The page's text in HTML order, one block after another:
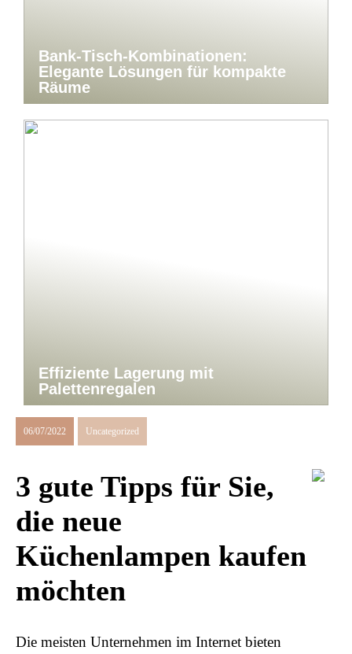
Bank-Tisch-Kombinationen:
Elegante Lösungen für kompakte
Räume
Effiziente Lagerung mit
Palettenregalen
06/07/2022 Uncategorized
3 gute Tipps für Sie,
die neue
Küchenlampen kaufen
möchten
Die meisten Unternehmen im Internet bieten